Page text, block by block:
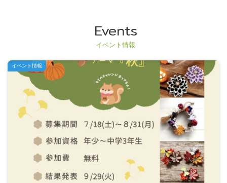
Events
イベント情報
イベント情報